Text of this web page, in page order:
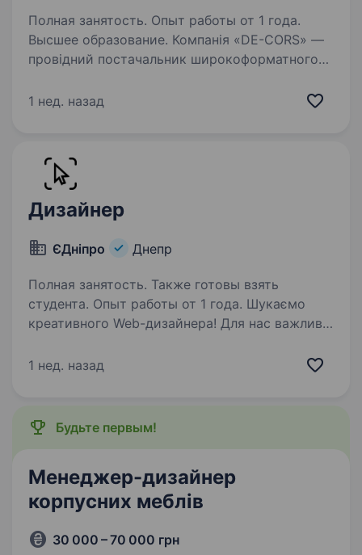
Полная занятость. Опыт работы от 1 года.
Высшее образование. Компанія «DE-CORS» —
провідний постачальник широкоформатного
та обладнання. Ми пропонуємо якісну
1 нед. назад
Дизайнер
ЄДніпро Днепр
Полная занятость. Также готовы взять
студента. Опыт работы от 1 года. Шукаємо
креативного Web-дизайнера! Для нас важливо:
роботи у спеціалізованих програмах. Досвід
1 нед. назад
Будьте первым!
Менеджер-дизайнер
корпусних меблів
30 000 – 70 000 грн